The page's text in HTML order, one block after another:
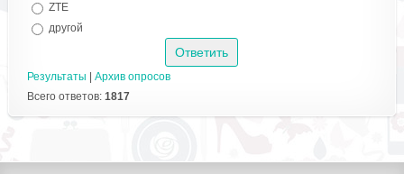
ZTE
другой
Результаты
Архив опросов
Всего ответов: 1817